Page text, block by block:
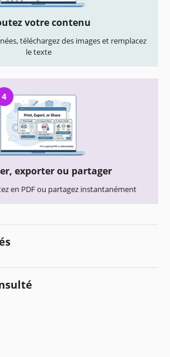
votre contenu
téléchargez des images et remplacez
le texte
4
exporter ou partager
en PDF ou partagez instantanément